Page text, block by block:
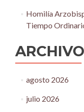
Homilía
Tiempo
agosto 2026
julio 2026